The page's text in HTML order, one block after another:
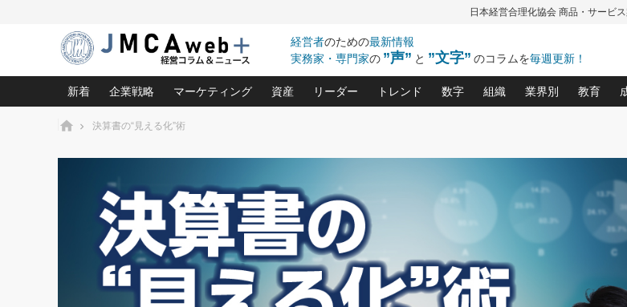
日本経営合理化協会 商品・サービ
経営者のための最新情報
実務家・専門家の ”声” と ”文字” のコラムを毎週更新！
新着
相談15：銀行がやたらと固定金
利を勧めてきます！やはり固定
がよいのでしょうか！
2026.08.7
第153回「内需企業があっとい
う間にグローバル成長企業に」
FOOD & LIFE COMPANIES
2026.08.5
第109話 伝統的
に生かし切る！
企業戦略
中小企業の「１位づくり」戦略(96)
利益を最大化する「業務改善」横田尚哉氏(5)
強い会社を築く ビジネス・クリニック(240)
日本レーザー「人を大切にしながら利益を上げる経営」の極意
(3)
武器としてのM&A入門(3)
社長のための“儲かる通販”戦略視点(151)
マーケティング
ネット戦略成功の秘訣 圧倒的に儲かる仕組みづくり講座(12)
ビジネスを一瞬で制する！一流グローバル経営者は知ってい
る“社長の戦略印象リスクマネジメント”(9)
ロングセラーの玉手箱(9)
大復活＆快進撃！ユニバーサルスタジオジャパンの成功要因と
は(5)
最高の自分を表現する 成功イメージ戦略(77)
資産
あなたの会社と資産を守る一手(171)
どうなる金融業界(39)
中国経済の最新動向(204)
事業承継の前に、決めておきたい、知っておきたい、やってお
きたいコト(12)
会社と社長のための資産管理講座(95)
深読み企業分析(153)
リーダー
オンリーワンで勝ち残る企業風土づくり(54)
ビジネスリーダー×次の一手「牟田太陽の社長業ネクスト」
(446)
ピョートル・F・グジバチの『経営戦略の新常識』(12)
指導者たる者かくあるべし(635)
朝礼・会議での「社長の３分間スピーチ」ネタ帳(159)
楠木建の「経営知になる考え方」(57)
トレンド
《ニューヨーク発》ビジネスリーダーの先読み:
「社長の繁盛トレンド通信」(90)
北村森の「今月のヒット商品」(109)
次の売れ筋をつかむ術(102)
社長のメシの種 4.0(206)
数字
オーナー社長の「お金の悩み相談
おカネが残る決算書にするために
会社を守り抜くための緊急対策
強い決算書の会社はココが違う！
損益分岐点を下げる、Ｐ／Ｌ不況
新・会計経営と実学(37)
組織
「賃金の誤解」(135)
中小企業の新たな法律リス
職場の生産性を下げるハ
賃金決定の定石(68)
顧客・社員・社会から支
門」(23)
業界別
なぜ、トヨタ式で
売れる住宅を創
大久保一彦の“流
柿内幸夫─社長の
教育
“出来る
あなた
クレー
クレー
デキル
東川鷹
ホーム 決算書の“見える化”術